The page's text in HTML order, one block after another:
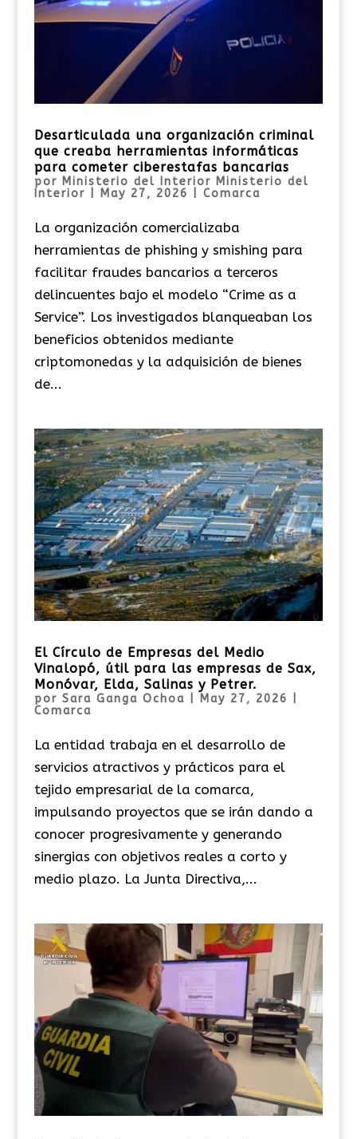
Desarticulada una organización criminal
que creaba herramientas informáticas
para cometer ciberestafas bancarias
por Ministerio del Interior Ministerio del
Interior
May 27, 2026 Comarca
La organización comercializaba
herramientas de phishing y smishing para
facilitar fraudes bancarios a terceros
delincuentes bajo el modelo “Crime as a
Service”. Los investigados blanqueaban los
beneficios obtenidos mediante
criptomonedas y la adquisición de bienes
de...
El Círculo de Empresas del Medio
Vinalopó, útil para las empresas de Sax,
Monóvar, Elda, Salinas y Petrer.
por Sara Ganga Ochoa May 27, 2026
Comarca
La entidad trabaja en el desarrollo de
servicios atractivos y prácticos para el
tejido empresarial de la comarca,
impulsando proyectos que se irán dando a
conocer progresivamente y generando
sinergias con objetivos reales a corto y
medio plazo. La Junta Directiva,...